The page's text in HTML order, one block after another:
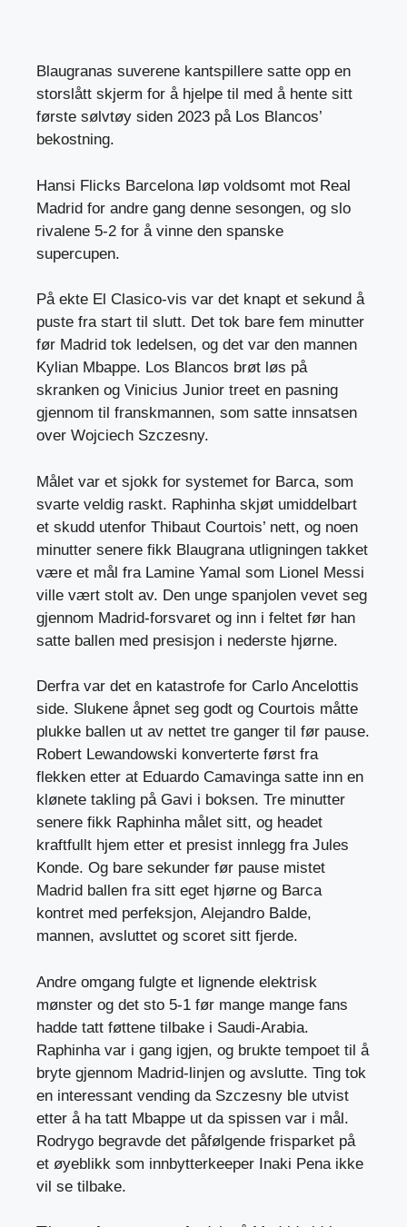
Blaugranas suverene kantspillere satte opp en
storslått skjerm for å hjelpe til med å hente sitt
første sølvtøy siden 2023 på Los Blancos’
bekostning.
Hansi Flicks Barcelona løp voldsomt mot Real
Madrid for andre gang denne sesongen, og slo
rivalene 5-2 for å vinne den spanske
supercupen.
På ekte El Clasico-vis var det knapt et sekund å
puste fra start til slutt. Det tok bare fem minutter
før Madrid tok ledelsen, og det var den mannen
Kylian Mbappe. Los Blancos brøt løs på
skranken og Vinicius Junior treet en pasning
gjennom til franskmannen, som satte innsatsen
over Wojciech Szczesny.
Målet var et sjokk for systemet for Barca, som
svarte veldig raskt. Raphinha skjøt umiddelbart
et skudd utenfor Thibaut Courtois’ nett, og noen
minutter senere fikk Blaugrana utligningen takket
være et mål fra Lamine Yamal som Lionel Messi
ville vært stolt av. Den unge spanjolen vevet seg
gjennom Madrid-forsvaret og inn i feltet før han
satte ballen med presisjon i nederste hjørne.
Derfra var det en katastrofe for Carlo Ancelottis
side. Slukene åpnet seg godt og Courtois måtte
plukke ballen ut av nettet tre ganger til før pause.
Robert Lewandowski konverterte først fra
flekken etter at Eduardo Camavinga satte inn en
klønete takling på Gavi i boksen. Tre minutter
senere fikk Raphinha målet sitt, og headet
kraftfullt hjem etter et presist innlegg fra Jules
Konde. Og bare sekunder før pause mistet
Madrid ballen fra sitt eget hjørne og Barca
kontret med perfeksjon, Alejandro Balde,
mannen, avsluttet og scoret sitt fjerde.
Andre omgang fulgte et lignende elektrisk
mønster og det sto 5-1 før mange mange fans
hadde tatt føttene tilbake i Saudi-Arabia.
Raphinha var i gang igjen, og brukte tempoet til å
bryte gjennom Madrid-linjen og avslutte. Ting tok
en interessant vending da Szczesny ble utvist
etter å ha tatt Mbappe ut da spissen var i mål.
Rodrygo begravde det påfølgende frisparket på
et øyeblikk som innbytterkeeper Inaki Pena ikke
vil se tilbake.